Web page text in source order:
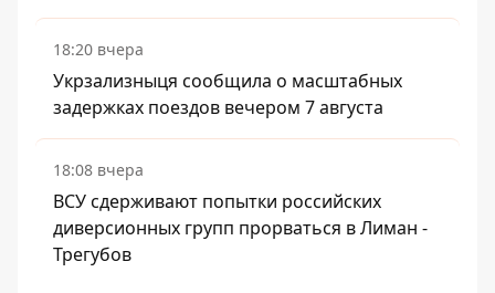
18:20 вчера
Укрзализныця сообщила о масштабных
задержках поездов вечером 7 августа
18:08 вчера
ВСУ сдерживают попытки российских
диверсионных групп прорваться в Лиман -
Трегубов